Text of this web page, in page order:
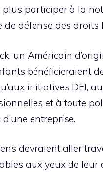
plus participer à la
de défense des droits
un Américain
bénéficieraient
initiatives DEI,
et à toute
entreprise.
devraient aller
aux yeux de leur